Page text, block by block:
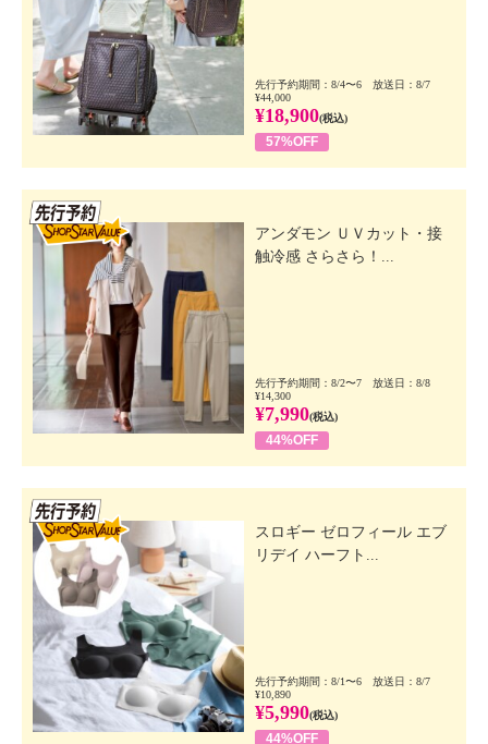
先行予約期間：8/4〜6 放送日：8/7
¥44,000
¥18,900(税込)
57%OFF
アンダモン ＵＶカット・接
触冷感 さらさら！...
先行予約期間：8/2〜7 放送日：8/8
¥14,300
¥7,990(税込)
44%OFF
スロギー ゼロフィール エブ
リデイ ハーフト...
先行予約期間：8/1〜6 放送日：8/7
¥10,890
¥5,990(税込)
44%OFF